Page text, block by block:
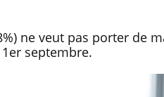
ne veut pas porter de
septembre.